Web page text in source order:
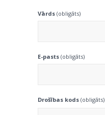
Vārds (obligāts)
E-pasts (obligāts)
Drošības kods (obligāts)